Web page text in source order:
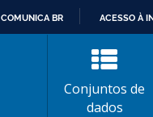
CONTEÚDO
COMUNICA BR ACESSO À
Conjuntos de
dados